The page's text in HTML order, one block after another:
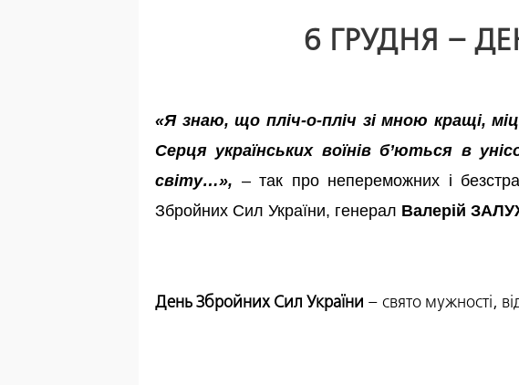
6 ГРУДНЯ –
«Я знаю, що пліч-о-пліч зі мною кращі,
Серця українських воїнів б’ються в
світу…», – так про непереможних і
Збройних Сил України, генерал Валерій
День Збройних Сил України – свято мужності,